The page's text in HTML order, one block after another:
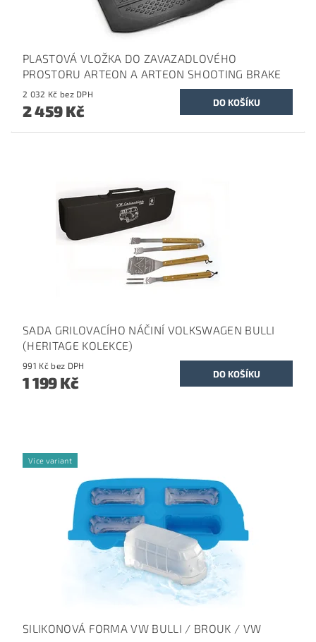
PLASTOVÁ VLOŽKA DO ZAVAZADLOVÉHO
PROSTORU ARTEON A ARTEON SHOOTING BRAKE
2 032 Kč bez DPH
2 459 Kč
SADA GRILOVACÍHO NÁČINÍ VOLKSWAGEN BULLI
(HERITAGE KOLEKCE)
991 Kč bez DPH
1 199 Kč
Více variant
SILIKONOVÁ FORMA VW BULLI / BROUK / VW